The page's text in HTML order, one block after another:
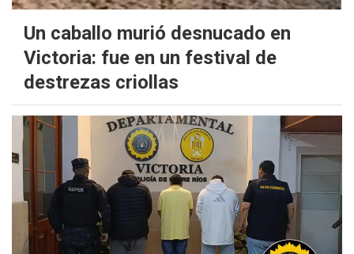
Un caballo murió desnucado en
Victoria: fue en un festival de
destrezas criollas